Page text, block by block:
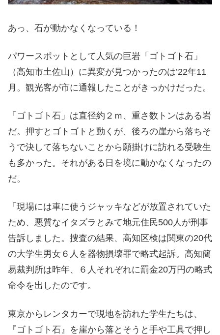
あっ、石が動かなくなっている！
パワースポットとして人気の巨岩「ゴトゴト石」
（高知市土佐山）に異変が見つかったのは’22年11
月。観光客が市に通報したことがきっかけだった。
「ゴトゴト石」は直径約２ｍ、重さ数トンはある岩
だ。押すとゴトゴトと動くが、後ろの崖から落ちそ
うで決して落ちないことから願掛けに訪れる受験生
も多かった。それがある日を境に動かなくなったの
だ。
「現場には車に使うジャッキなどが放置されていた
ため、悪質なイタズラとみて地元住民500人が刑事
告訴しました。捜査の結果、高知区検は関東の20代
の大学生男女６人を器物損壊罪で略式起訴。高知簡
易裁判所は昨年、６人それぞれに罰金20万円の略式
命令を出したのです。
東京からレンタカーで現地を訪れた学生たちは、
『ゴトゴト石』を崖から落とそうと手や工具で押し